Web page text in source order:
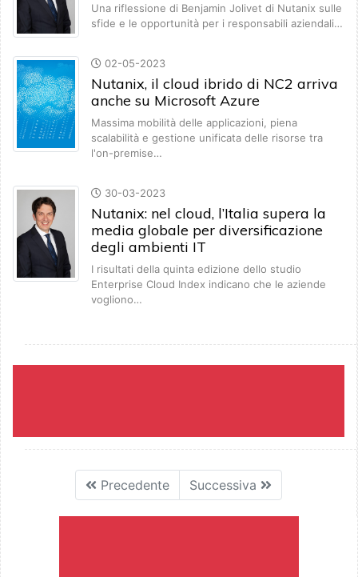
Una riflessione di Benjamin Jolivet di Nutanix sulle
sfide e le opportunità per i responsabili aziendali…
02-05-2023
Nutanix, il cloud ibrido di NC2 arriva
anche su Microsoft Azure
Massima mobilità delle applicazioni, piena
scalabilità e gestione unificata delle risorse tra
l'on-premise…
30-03-2023
Nutanix: nel cloud, l’Italia supera la
media globale per diversificazione
degli ambienti IT
I risultati della quinta edizione dello studio
Enterprise Cloud Index indicano che le aziende
vogliono…
Precedente Successiva